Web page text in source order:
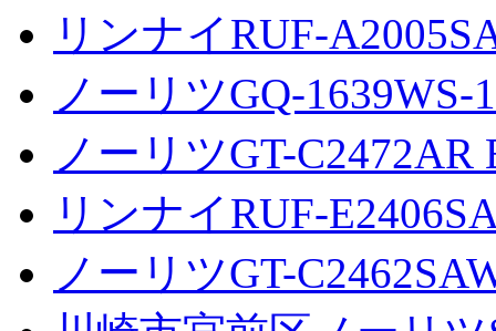
リンナイRUF-
ノーリツGQ-1639WS-1
ノーリツGT-C2472AR
リンナイRUF-
ノーリツGT-